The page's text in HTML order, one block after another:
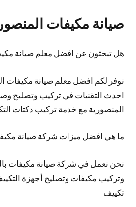
صيانة مكيفات
هل تبحثون عن افضل معلم صيانة
نوفر لكم افضل معلم صيانة مكيفات
احدث التقنيات في تركيب وتصليح
المنصورية مع خدمة تركيب دكتات
ما هي افضل ميزات شركة صيانة
نحن نعمل في شركة صيانة مكيفات
وتركيب مكيفات وتصليح أجهزة
تكييف